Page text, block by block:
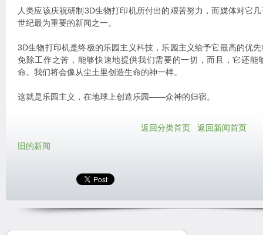
人类应该庆祝研制3D生物打印机所付出的艰苦努力，而媒体对它
世纪最为重要的新闻之一。
3D生物打印机是终极的乐园主义科技，乐园主义给予它最高的优
免除工作之苦，能够快速地提供我们需要的一切，而且，它还能
命。我们将会像从尘土里创造生命的神一样。
这就是乐园主义，在地球上创造乐园——众神的归宿。
返回分类首页
返回新闻首页
旧的新闻